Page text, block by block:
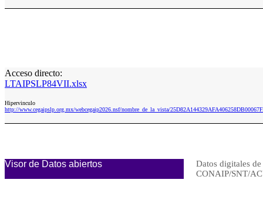
Acceso directo:
LTAIPSLP84VII.xlsx
Hipervinculo
http://www.cegaipslp.org.mx/webcegaip2026.nsf/nombre_de_la_vista/
Visor de Datos abiertos
Datos digitales
CONAIP/SNT/